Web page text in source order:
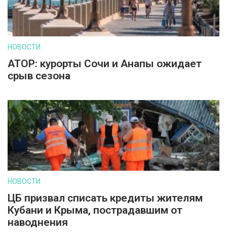
НОВОСТИ
АТОР: курорты Сочи и Анапы ожидает
срыв сезона
НОВОСТИ
ЦБ призвал списать кредиты жителям
Кубани и Крыма, пострадавшим от
наводнения